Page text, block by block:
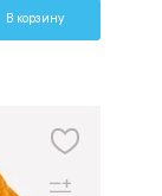
В корзину